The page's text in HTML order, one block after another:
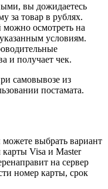
вы дожидаетесь
за товар в рублях.
можно осмотреть на
условиям.
и получает чек.
самовывозе из
постамата.
выбрать вариант
Visa и Master
на сервер
номер карты, срок